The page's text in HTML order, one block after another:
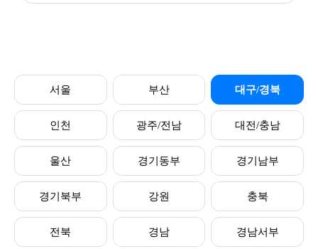
서울 부산 대구/경북
인천 광주/전남 대전/충남
울산 경기동부 경기남부
경기북부 강원 충북
전북 경남 경남서부